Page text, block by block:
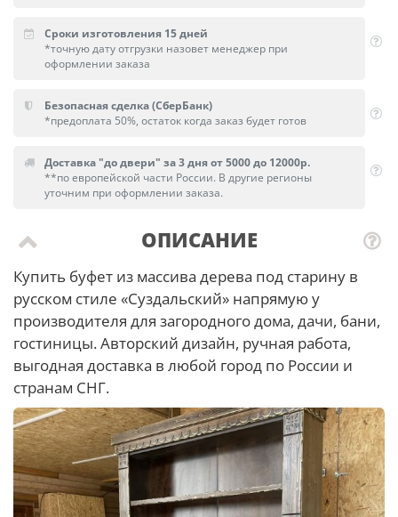
Сроки изготовления 15 дней
*точную дату отгрузки назовет менеджер при
оформлении заказа
Безопасная сделка (СберБанк)
*предоплата 50%, остаток когда заказ будет готов
Доставка "до двери" за 3 дня от 5000 до 12000р.
**по европейской части России. В другие регионы
уточним при оформлении заказа.
ОПИСАНИЕ
Купить буфет из массива дерева под старину в
русском стиле «Суздальский» напрямую у
производителя для загородного дома, дачи, бани,
гостиницы. Авторский дизайн, ручная работа,
выгодная доставка в любой город по России и
странам СНГ.